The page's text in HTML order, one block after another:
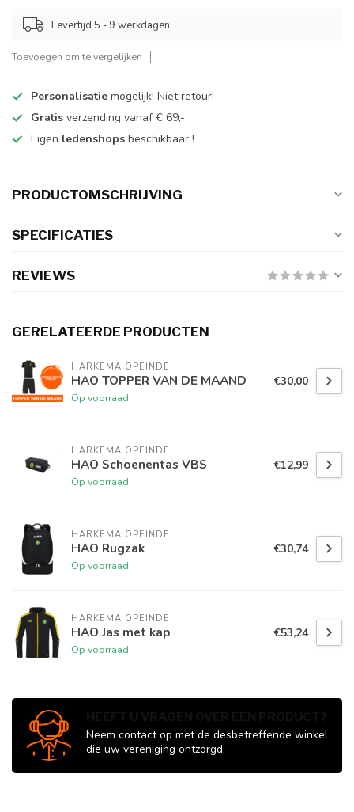
Levertijd 5 - 9 werkdagen
Toevoegen om te vergelijken
Personalisatie mogelijk! Niet retour!
Gratis verzending vanaf € 69,-
Eigen ledenshops beschikbaar !
PRODUCTOMSCHRIJVING
SPECIFICATIES
REVIEWS
GERELATEERDE PRODUCTEN
HARKEMA OPEINDE
HAO TOPPER VAN DE MAAND
Op voorraad
€30,00
HARKEMA OPEINDE
HAO Schoenentas VBS
Op voorraad
€12,99
HARKEMA OPEINDE
HAO Rugzak
Op voorraad
€30,74
HARKEMA OPEINDE
HAO Jas met kap
Op voorraad
€53,24
Neem contact op met de desbetreffende winkel
die uw vereniging ontzorgd.